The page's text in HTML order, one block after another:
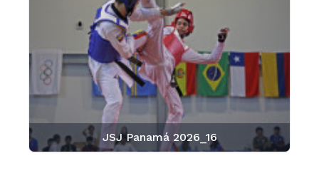
JSJ Panamá 2026_16